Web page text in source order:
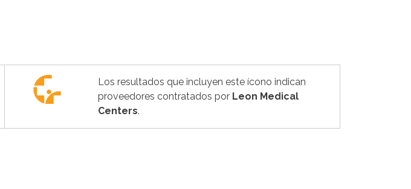
Los resultados que incluyen este ícono indican
proveedores contratados por Leon Medical
Centers.